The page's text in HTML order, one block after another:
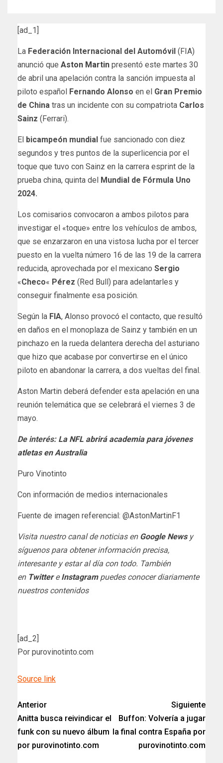
[ad_1]
La Federación Internacional del Automóvil (FIA)
anunció que Aston Martin presentó este martes 30
de abril una apelación contra la sanción impuesta al
piloto español Fernando Alonso en el Gran Premio
de China tras un incidente con su compatriota Carlos
Sainz (Ferrari).
El bicampeón mundial fue sancionado con diez
segundos y tres puntos de la superlicencia por el
toque que tuvo con Sainz en la carrera esprint de la
prueba china, quinta del Mundial de Fórmula Uno
2024.
Los comisarios convocaron a ambos pilotos para
investigar el «toque» entre los vehículos de ambos,
que se enzarzaron en una vistosa lucha por el tercer
puesto en la vuelta número 16 de las 19 de la carrera
reducida, aprovechada por el mexicano Sergio
«Checo« Pérez (Red Bull) para adelantarles y
conseguir finalmente esa posición.
Según la FIA, Alonso provocó el contacto, que resultó
en daños en el monoplaza de Sainz y también en un
pinchazo en la rueda delantera derecha del asturiano
que hizo que acabase por convertirse en el único
piloto en abandonar la carrera, a dos vueltas del final.
Aston Martin deberá defender esta apelación en una
reunión telemática que se celebrará el viernes 3 de
mayo.
De interés: La NFL abrirá academia para jóvenes
atletas en Australia
Puro Vinotinto
Con información de medios internacionales
Fuente de imagen referencial: @AstonMartinF1
Visita nuestro canal de noticias en Google Newsy
síguenos para obtener información precisa,
interesante y estar al día con todo. También
en TwittereInstagrampuedes conocer diariamente
nuestros contenidos
[ad_2]
Por purovinotinto.com
Source link
Anterior
Anitta busca reivindicar el
funk con su nuevo álbum
por purovinotinto.com
Siguiente
Buffon: Volvería a jugar
la final contra España por
purovinotinto.com